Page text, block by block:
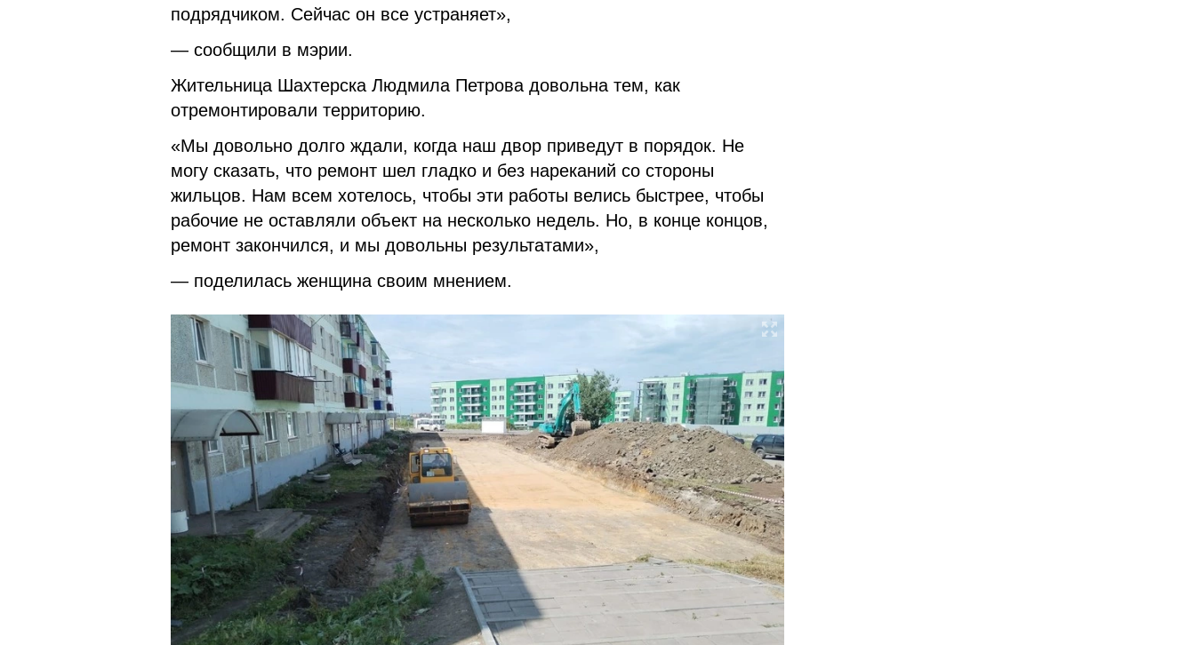
подрядчиком. Сейчас он все устраняет»,
— сообщили в мэрии.
Жительница Шахтерска Людмила Петрова довольна тем, как
отремонтировали территорию.
«Мы довольно долго ждали, когда наш двор приведут в порядок. Не
могу сказать, что ремонт шел гладко и без нареканий со стороны
жильцов. Нам всем хотелось, чтобы эти работы велись быстрее, чтобы
рабочие не оставляли объект на несколько недель. Но, в конце концов,
ремонт закончился, и мы довольны результатами»,
— поделилась женщина своим мнением.